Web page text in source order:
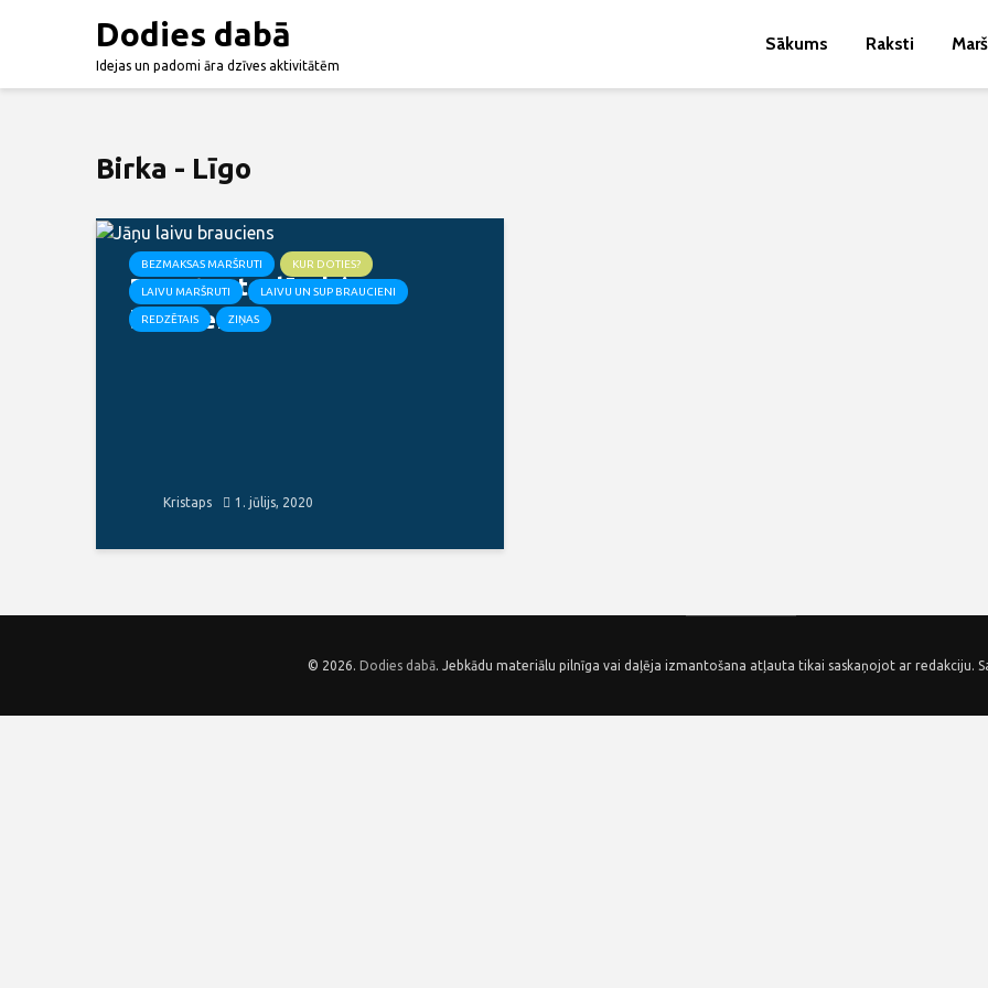
Dodies dabā
Idejas un padomi āra dzīves aktivitātēm
Sākums Raksti
Birka - Līgo
BEZMAKSAS MARŠRUTI KUR DOTIES?
LAIVU MARŠRUTI LAIVU UN SUP BRAUCIENI
REDZĒTAIS ZIŅAS
Pazust Latgalē – laivu
brauciens
Kristaps 1. jūlijs, 2020
© 2026. Dodies dabā. Jebkādu materiālu pilnīga vai daļēja izmantošana atļauta tikai saskaņojot ar redakciju.